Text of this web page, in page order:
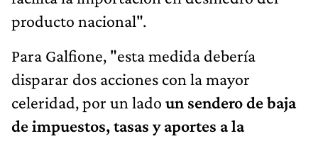
producto nacional".
Para Galfione, "esta medida debería
disparar dos acciones con la mayor
celeridad, por un lado un sendero de baja
de impuestos, tasas y aportes a la